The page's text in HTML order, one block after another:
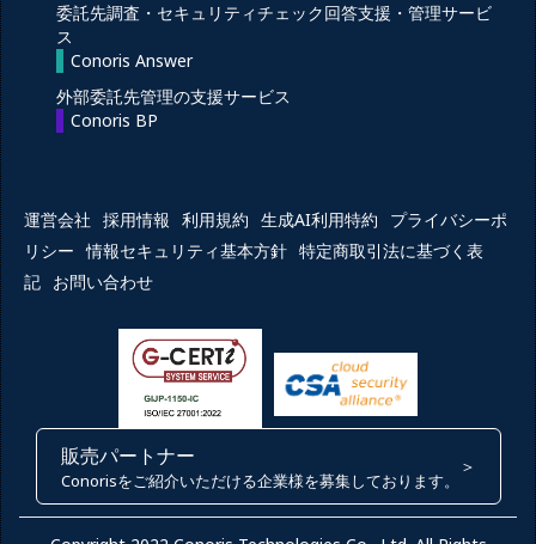
委託先調査・セキュリティチェック回答支援・管理サービ
ス
Conoris Answer
外部委託先管理の支援サービス
Conoris BP
運営会社 採用情報 利用規約 生成AI利用特約
プライバシーポ
リシー 情報セキュリティ基本方針 特定商取引法に基づく表
記 お問い合わせ
販売パートナー
Conorisをご紹介いただける企業様を募集しております。
＞